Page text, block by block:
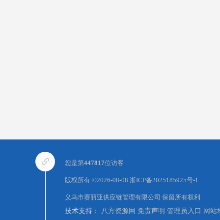
您是第447817位访客
版权所有 ©2026-08-08 浙ICP备2025185925号-1
义乌市赛丽亚供应链管理有限公司 保留所有权利.
技术支持：
八方资源网 免责声明 管理员入口 网站